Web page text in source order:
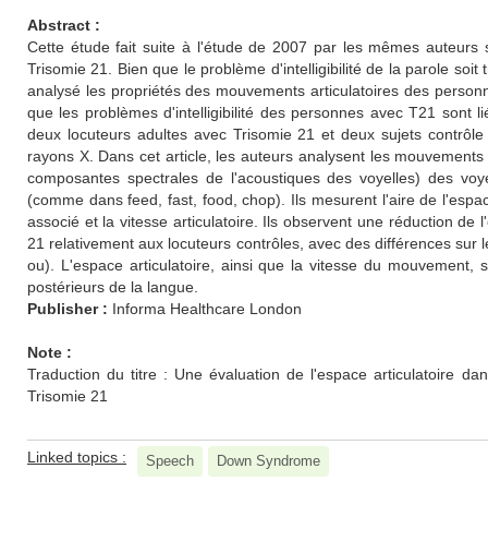
Abstract :
Cette étude fait suite à l'étude de 2007 par les mêmes auteurs
Trisomie 21. Bien que le problème d'intelligibilité de la parole
analysé les propriétés des mouvements articulatoires des
que les problèmes d'intelligibilité des personnes avec T21 sont
deux locuteurs adultes avec Trisomie 21 et deux sujets
rayons X. Dans cet article, les auteurs analysent les
composantes spectrales de l'acoustiques des voyelles) des
(comme dans feed, fast, food, chop). Ils mesurent l'aire de
associé et la vitesse articulatoire. Ils observent une réduction de
21 relativement aux locuteurs contrôles, avec des différences
ou). L'espace articulatoire, ainsi que la vitesse du mouvement,
postérieurs de la langue.
Publisher : Informa Healthcare London
Note :
Traduction du titre : Une évaluation de l'espace articulatoire
Trisomie 21
Linked topics : Speech Down Syndrome